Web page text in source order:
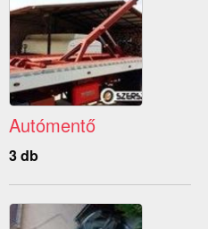
Autómentő
3 db